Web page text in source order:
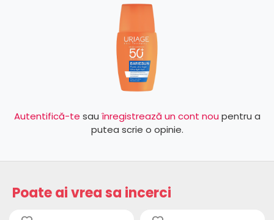
Autentifică-te sau înregistrează un cont nou pentru a
putea scrie o opinie.
Poate ai vrea sa incerci